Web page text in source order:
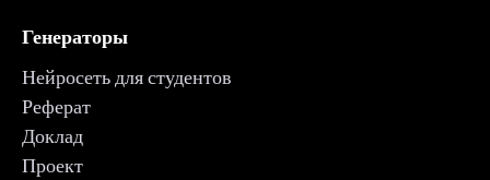
Генераторы
Нейросеть для студентов
Реферат
Доклад
Проект